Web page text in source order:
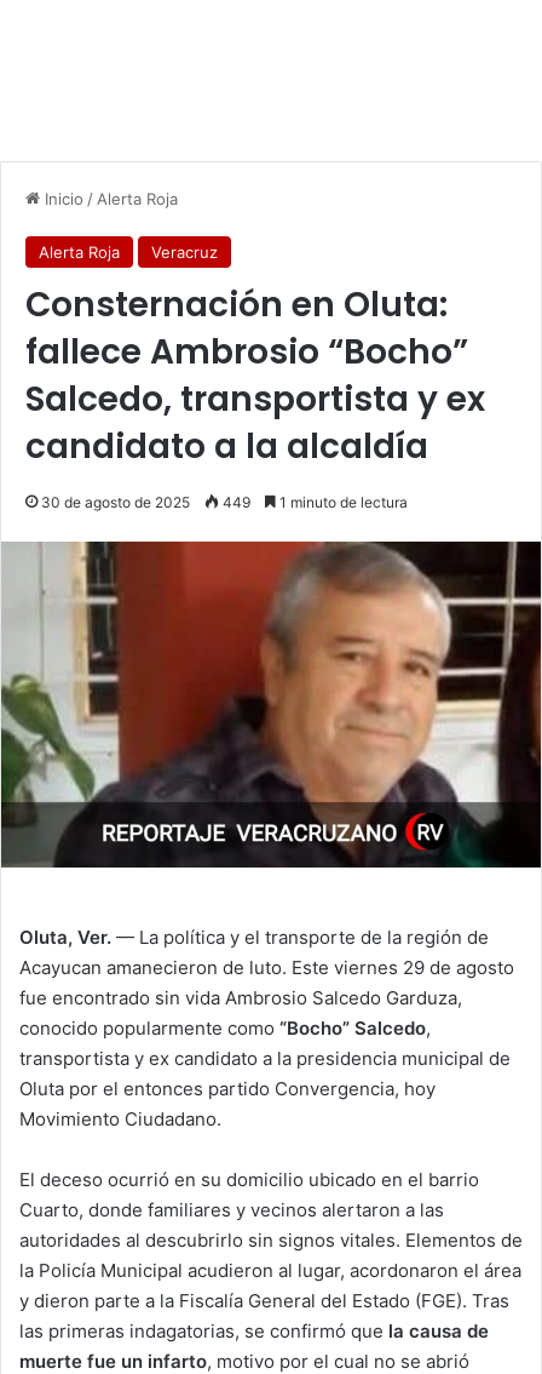
Inicio / Alerta Roja
Alerta Roja Veracruz
Consternación en Oluta:
fallece Ambrosio “Bocho”
Salcedo, transportista y ex
candidato a la alcaldía
30 de agosto de 2025 449 1 minuto de lectura
Oluta, Ver. — La política y el transporte de la región de
Acayucan amanecieron de luto. Este viernes 29 de agosto
fue encontrado sin vida Ambrosio Salcedo Garduza,
conocido popularmente como “Bocho” Salcedo,
transportista y ex candidato a la presidencia municipal de
Oluta por el entonces partido Convergencia, hoy
Movimiento Ciudadano.
El deceso ocurrió en su domicilio ubicado en el barrio
Cuarto, donde familiares y vecinos alertaron a las
autoridades al descubrirlo sin signos vitales. Elementos de
la Policía Municipal acudieron al lugar, acordonaron el área
y dieron parte a la Fiscalía General del Estado (FGE). Tras
las primeras indagatorias, se confirmó que la causa de
muerte fue un infarto, motivo por el cual no se abrió